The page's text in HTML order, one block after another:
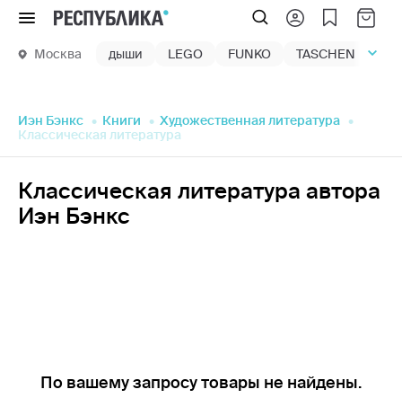
Меню
Москва дыши LEGO FUNKO TASCHEN
Иэн Бэнкс Книги
Художественная литература
Классическая литература
Классическая литература автора
Иэн Бэнкс
По вашему запросу товары не найдены.